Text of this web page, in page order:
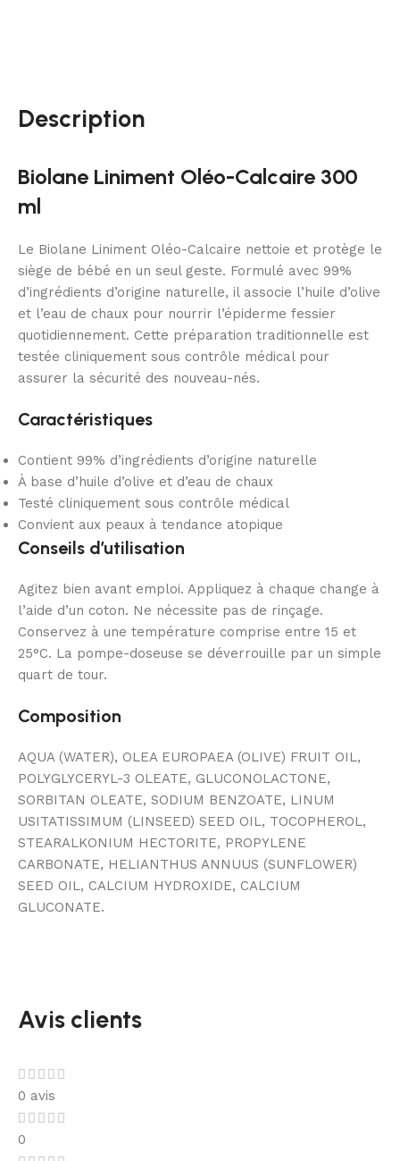
Description
Biolane Liniment Oléo-Calcaire 300
ml
Le Biolane Liniment Oléo-Calcaire nettoie et protège le
siège de bébé en un seul geste. Formulé avec 99%
d’ingrédients d’origine naturelle, il associe l’huile d’olive
et l’eau de chaux pour nourrir l’épiderme fessier
quotidiennement. Cette préparation traditionnelle est
testée cliniquement sous contrôle médical pour
assurer la sécurité des nouveau-nés.
Caractéristiques
Contient 99% d’ingrédients d’origine naturelle
À base d’huile d’olive et d’eau de chaux
Testé cliniquement sous contrôle médical
Convient aux peaux à tendance atopique
Conseils d’utilisation
Agitez bien avant emploi. Appliquez à chaque change à
l’aide d’un coton. Ne nécessite pas de rinçage.
Conservez à une température comprise entre 15 et
25°C. La pompe-doseuse se déverrouille par un simple
quart de tour.
Composition
AQUA (WATER), OLEA EUROPAEA (OLIVE) FRUIT OIL,
POLYGLYCERYL-3 OLEATE, GLUCONOLACTONE,
SORBITAN OLEATE, SODIUM BENZOATE, LINUM
USITATISSIMUM (LINSEED) SEED OIL, TOCOPHEROL,
STEARALKONIUM HECTORITE, PROPYLENE
CARBONATE, HELIANTHUS ANNUUS (SUNFLOWER)
SEED OIL, CALCIUM HYDROXIDE, CALCIUM
GLUCONATE.
Avis clients
0 avis
0